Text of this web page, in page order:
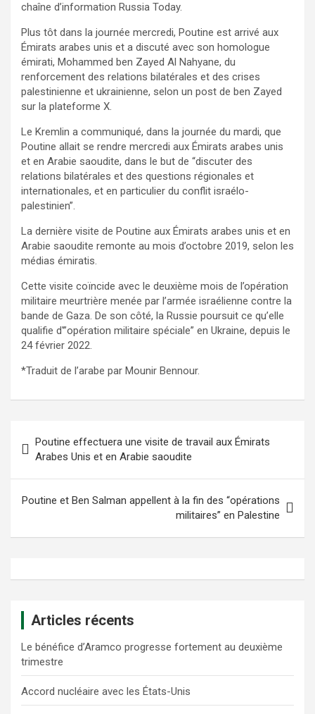
chaîne d’information Russia Today.
Plus tôt dans la journée mercredi, Poutine est arrivé aux
Émirats arabes unis et a discuté avec son homologue
émirati, Mohammed ben Zayed Al Nahyane, du
renforcement des relations bilatérales et des crises
palestinienne et ukrainienne, selon un post de ben Zayed
sur la plateforme X.
Le Kremlin a communiqué, dans la journée du mardi, que
Poutine allait se rendre mercredi aux Émirats arabes unis
et en Arabie saoudite, dans le but de “discuter des
relations bilatérales et des questions régionales et
internationales, et en particulier du conflit israélo-
palestinien”.
La dernière visite de Poutine aux Émirats arabes unis et en
Arabie saoudite remonte au mois d’octobre 2019, selon les
médias émiratis.
Cette visite coïncide avec le deuxième mois de l’opération
militaire meurtrière menée par l’armée israélienne contre la
bande de Gaza. De son côté, la Russie poursuit ce qu’elle
qualifie d'”opération militaire spéciale” en Ukraine, depuis le
24 février 2022.
*Traduit de l’arabe par Mounir Bennour.
de
l’article
Poutine effectuera une visite de travail aux Émirats
Arabes Unis et en Arabie saoudite
Poutine et Ben Salman appellent à la fin des “opérations
militaires” en Palestine
Articles récents
Le bénéfice d’Aramco progresse fortement au deuxième
trimestre
Accord nucléaire avec les États-Unis